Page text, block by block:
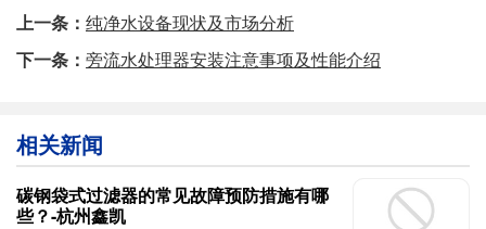
上一条： 纯净水设备现状及市场分析
下一条： 旁流水处理器安装注意事项及性能介绍
相关新闻
碳钢袋式过滤器的常见故障预防措施有哪
些？-杭州鑫凯